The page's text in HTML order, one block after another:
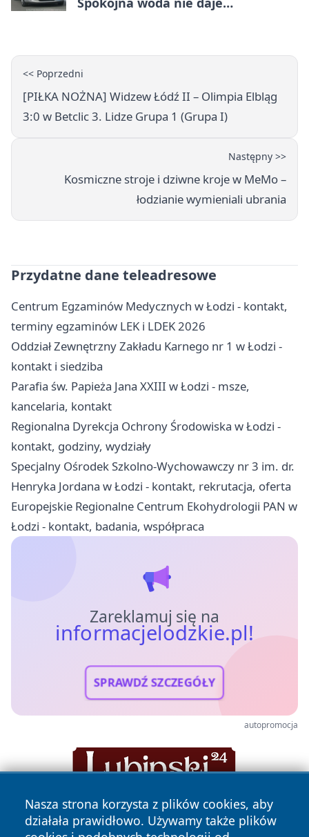
<< Poprzedni
[PIŁKA NOŻNA] Widzew Łódź II – Olimpia Elbląg
3:0 w Betclic 3. Lidze Grupa 1 (Grupa I)
Następny >>
Kosmiczne stroje i dziwne kroje w MeMo –
łodzianie wymieniali ubrania
Przydatne dane teleadresowe
Centrum Egzaminów Medycznych w Łodzi - kontakt,
terminy egzaminów LEK i LDEK 2026
Oddział Zewnętrzny Zakładu Karnego nr 1 w Łodzi -
kontakt i siedziba
Parafia św. Papieża Jana XXIII w Łodzi - msze,
kancelaria, kontakt
Regionalna Dyrekcja Ochrony Środowiska w Łodzi -
kontakt, godziny, wydziały
Specjalny Ośrodek Szkolno-Wychowawczy nr 3 im. dr.
Henryka Jordana w Łodzi - kontakt, rekrutacja, oferta
Europejskie Regionalne Centrum Ekohydrologii PAN w
Łodzi - kontakt, badania, współpraca
Zareklamuj się na
informacjelodzkie.pl!
SPRAWDŹ SZCZEGÓŁY
autopromocja
Nasza strona korzysta z plików cookies, aby
działała prawidłowo. Używamy także plików